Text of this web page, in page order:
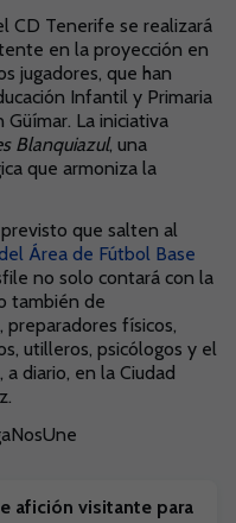
CD Tenerife se realizará
en la proyección en
jugadores, que han
Infantil y Primaria
Güímar. La iniciativa
Blanquiazul, una
que armoniza la
que salten al
Área de Fútbol Base
no solo contará con la
también de
físicos,
utilleros, psicólogos y el
diario, en la Ciudad
afición visitante para